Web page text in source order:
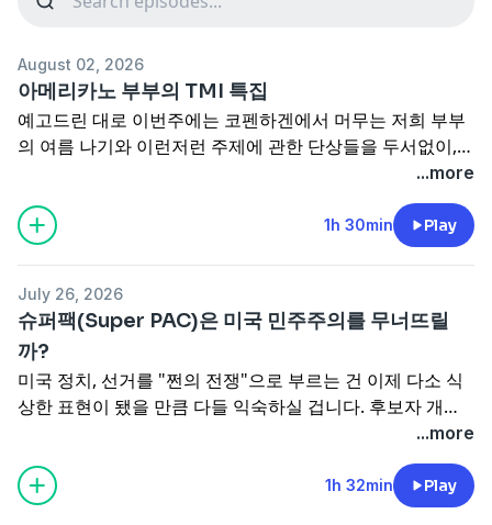
August 02, 2026
아메리카노 부부의 TMI 특집
예고드린 대로 이번주에는 코펜하겐에서 머무는 저희 부부
의 여름 나기와 이런저런 주제에 관한 단상들을 두서없이,
...more
1h 30min Play
July 26, 2026
슈퍼팩(Super PAC)은 미국 민주주의를 무너뜨릴
까?
미국 정치, 선거를 "쩐의 전쟁"으로 부르는 건 이제 다소 식
상한 표현이 됐을 만큼 다들 익숙하실 겁니다. 후보자 개인
이나 정당을 위해 돈을 모으고 이를 광고 등에 지출하는 조
직을 정치행동위원회(Political Action Committee), 줄여서
팩(PAC)이라고 하는데, 이 앞에 뭔가 거대한 것인 느낌을 주
는 슈퍼를 붙인 슈퍼팩이란 말 미국 정치를 소개하는 기사에
...more
1h 32min Play